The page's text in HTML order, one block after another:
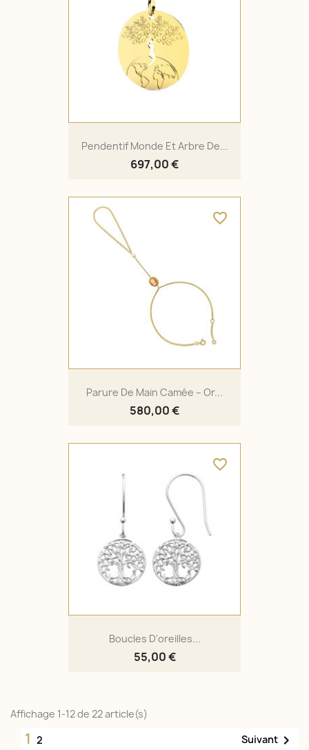
Pendentif Monde Et Arbre De...
697,00 €
Parure De Main Camée – Or...
580,00 €
favorite_border
Boucles D'oreilles...
55,00 €
favorite_border
Affichage 1-12 de 22 article(s)
1 2 Suivant 